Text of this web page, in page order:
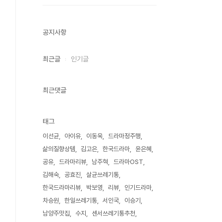
공지사항
최근글 인기글
최근댓글
태그
이선균 아이유 이동욱
드라마정주행
삶의질향상템
김고은 한국드라마
윤은혜
공유
드라마리뷰 남주혁
드라마OST
김해숙
공효진
살균쓰레기통
한국드라마리뷰
박보영 리뷰
인기드라마
차승원
한일쓰레기통 서인국
이승기
남양주맛집
수지 센서쓰레기통추천